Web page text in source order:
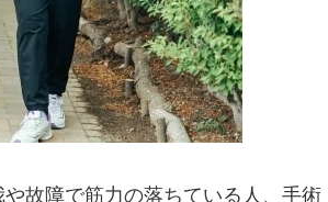
故障で筋力の落ちている人、手術